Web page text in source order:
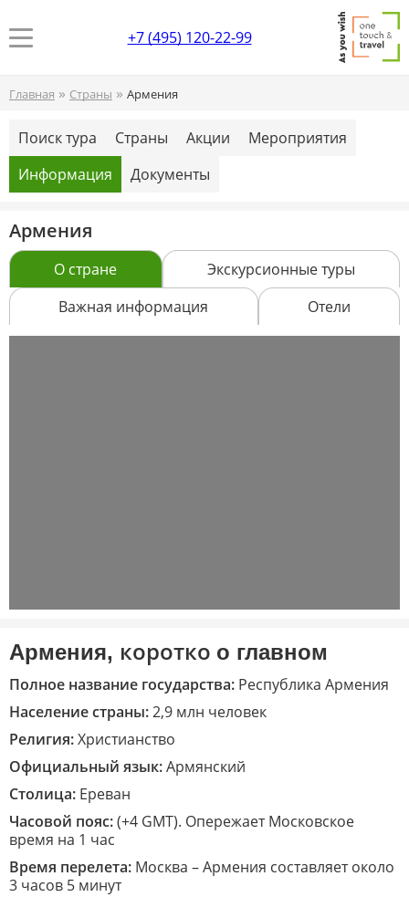
+7 (495) 120-22-99
Главная » Страны » Армения
Поиск тура Страны Акции
Мероприятия
Информация
Документы
Армения
О стране
Экскурсионные туры
Важная информация
Отели
Армения, коротко о главном
Полное название государства: Республика Армения
Население страны:2,9 млн человек
Религия:Христианство
Официальный язык:Армянский
Столица: Ереван
Часовой пояс:(+4 GMT). Опережает Московское
время на 1 час
Время перелета: Москва – Армения составляет около
3 часов 5 минут